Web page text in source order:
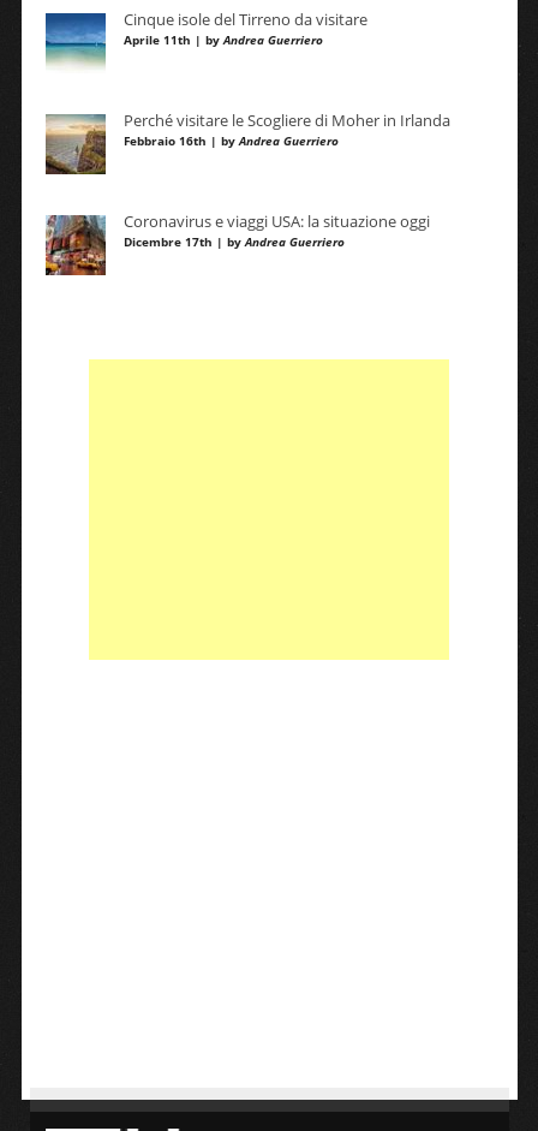
Cinque isole del Tirreno da visitare
Aprile 11th | byAndrea Guerriero
Perché visitare le Scogliere di Moher in Irlanda
Febbraio 16th | byAndrea Guerriero
Coronavirus e viaggi USA: la situazione oggi
Dicembre 17th | byAndrea Guerriero